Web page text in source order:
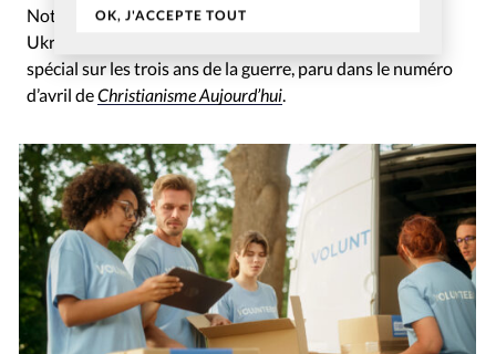
OK, J'ACCEPTE TOUT
Notre rédaction s’est récemment rendue à Odessa en
Ukraine pour un reportage dans le cadre d’un dossier
spécial sur les trois ans de la guerre, paru dans le numéro
d’avril deChristianisme Aujourd’hui